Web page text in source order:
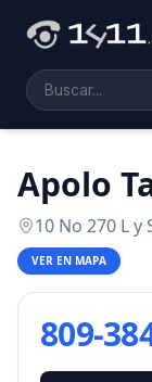
Apolo
10 No 270 L
VER EN MAPA
809-